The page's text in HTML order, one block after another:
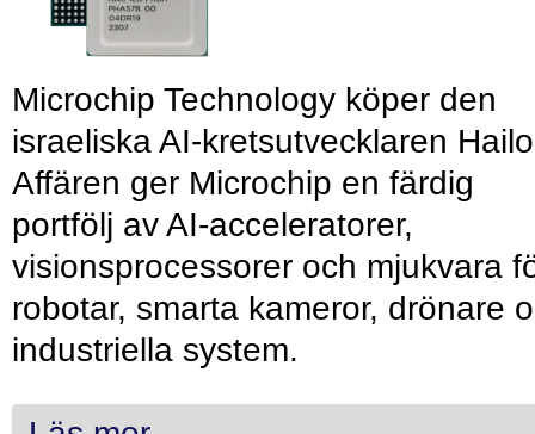
Microchip Technology köper den
israeliska AI-kretsutvecklaren
Affären ger Microchip en färdig
portfölj av AI-acceleratorer,
visionsprocessorer och mjukvara
robotar, smarta kameror, drönare
industriella system.